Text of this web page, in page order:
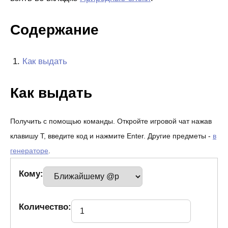
Содержание
Как выдать
Как выдать
Получить с помощью команды. Откройте игровой чат нажав
клавишу T, введите код и нажмите Enter. Другие предметы - в
генераторе.
Кому:
Количество: